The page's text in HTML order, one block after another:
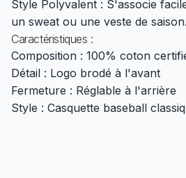
Style Polyvalent : S'associe
un sweat ou une veste de saison.
Caractéristiques :
Composition : 100% coton
Détail : Logo brodé à l'avant
Fermeture : Réglable à l'arrière
Style : Casquette baseball